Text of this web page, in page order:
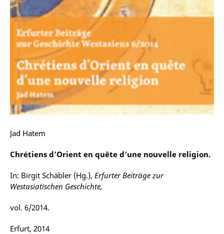
Jad Hatem
Chrétiens dʼOrient en quête dʼune nouvelle religion.
In: Birgit Schäbler (Hg.), Erfurter Beiträge zur
Westasiatischen Geschichte,
vol. 6/2014.
Erfurt, 2014